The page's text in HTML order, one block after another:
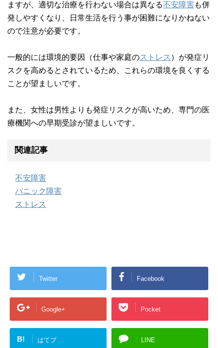
ますが、適切な治療を行わない場合は異なる不安障害も併
発しやすくなり、日常生活を行う事が困難になりかねない
ので注意が必要です。
一般的には環境的要因（仕事や家庭のストレス ）が発症リ
スクを高めるとされているため、これらの環境を良くする
ことが望ましいです。
また、女性は男性よりも発症リスクが高いため、専門の医
療機関への早期受診が望ましいです。
関連記事
不安障害
パニック障害
ストレス
Twitter Facebook
Google+ Pocket
B! はてブ LINE